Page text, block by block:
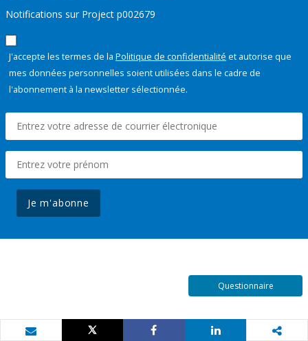
Notifications sur Project p002679
J'accepte les termes de la Politique de confidentialité et autorise que
mes données personnelles soient utilisées dans le cadre de
l'abonnement à la newsletter sélectionnée.
Je m'abonne
Questionnaire